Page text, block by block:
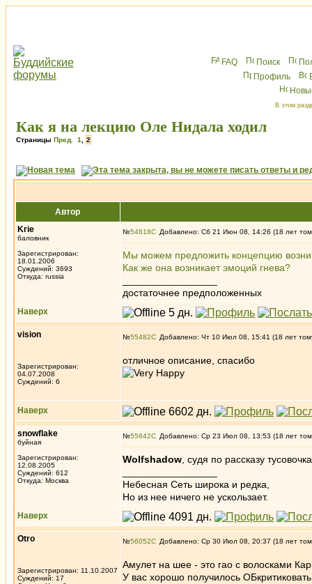
FAQ Поиск
Профиль
В этом
Как я на лекцию Оле Нидала ходил
Страницы Пред. 1 2
Автор
Krie
баловник
Зарегистрирован:
18.01.2006
Суждений: 3693
Откуда: russia
№54618 Добавлено: Сб 21 Июн 08, 14:26 (18 лет
Мы можем предложить концепцию
Как же она возникает эмоций гнева?
достаточнее предположенных
Наверх
vision
Зарегистрирован:
04.07.2008
Суждений: 6
№55482 Добавлено: Чт 10 Июл 08, 15:41 (18 лет
отличное описание, спасибо
Наверх
snowflake
буйная
Зарегистрирован:
12.08.2005
Суждений: 612
Откуда: Москва
№55842 Добавлено: Ср 23 Июл 08, 13:53 (18 лет
Wolfshadow , судя по рассказу
Небесная Сеть широка и редка,
Но из нее ничего не ускользает.
Наверх
Otro
Зарегистрирован: 11.10.2007
Суждений: 17
№56052 Добавлено: Ср 30 Июл 08, 20:37 (18 лет
Амулет на шее - это гао с волосками
У вас хорошо получилось